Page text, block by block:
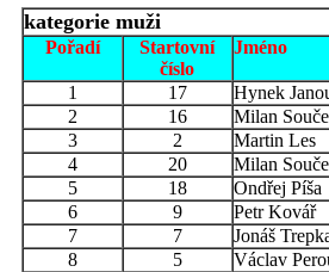
kategorie muži
Pořadí
Startovní
číslo
Jméno
1 17
Hynek
2
16
Milan
3
2
Martin Les
4
20
Milan
5
18
Ondřej Píša
6
9
Petr Kovář
7
7
Jonáš
8
5
Václav